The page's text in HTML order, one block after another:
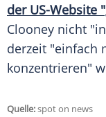
der US-Website
Clooney nicht
derzeit "einfach
konzentrieren"
Quelle:spot on news